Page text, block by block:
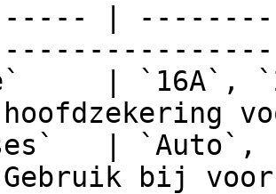
|
| `16A`,
|
Gebruik bij